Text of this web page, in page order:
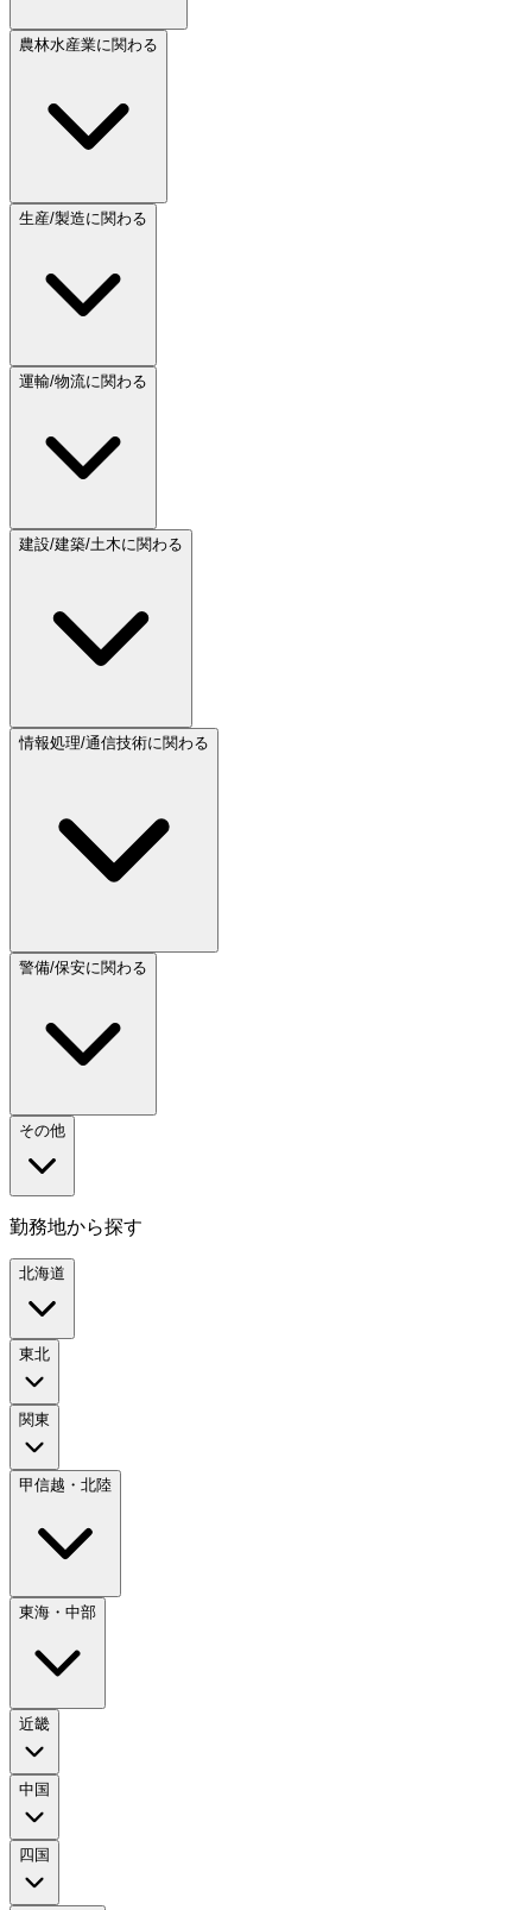
農林水産業に関わる
生産/製造に関わる
運輸/物流に関わる
建設/建築/土木に関わる
情報処理/通信技術に関わる
警備/保安に関わる
その他
勤務地から探す
北海道
東北
関東
甲信越・北陸
東海・中部
近畿
中国
四国